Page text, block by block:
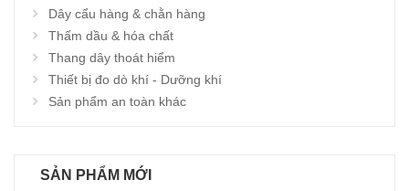
Dây cẩu hàng & chằn hàng
Thấm dầu & hóa chất
Thang dây thoát hiểm
Thiết bị đo dò khí - Dưỡng khí
Sản phẩm an toàn khác
SẢN PHẨM MỚI